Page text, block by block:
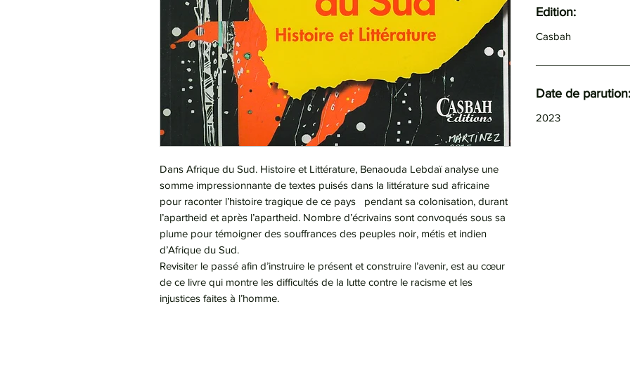
Dans Afrique du Sud. Histoire et Littérature, Benaouda Lebdaï analyse une
somme impressionnante de textes puisés dans la littérature sud africaine
pour raconter l’histoire tragique de ce pays pendant sa colonisation, durant
l’apartheid et après l’apartheid. Nombre d’écrivains sont convoqués sous sa
plume pour témoigner des souffrances des peuples noir, métis et indien
d’Afrique du Sud.
Revisiter le passé afin d’instruire le présent et construire l’avenir, est au cœur
de ce livre qui montre les difficultés de la lutte contre le racisme et les
injustices faites à l’homme.
Edition:
Casbah
Date de parution:
2023